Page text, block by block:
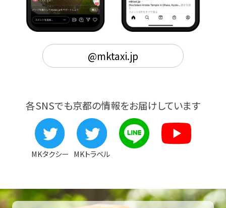
@mktaxi.jp
各SNSでも京都の情報をお届けしています
MKタクシー MKトラベル